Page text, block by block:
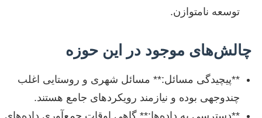
توسعه نامتوازن.
چالش‌های موجود در این حوزه
**پیچیدگی مسائل:** مسائل شهری و روستایی اغلب
چندوجهی بوده و نیازمند رویکردهای جامع هستند.
**دسترسی به داده‌ها:** گاهی اوقات جمع‌آوری داده‌های